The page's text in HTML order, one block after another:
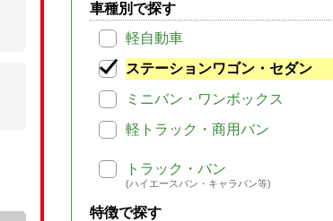
車種別で探す
軽自動車
ステーションワゴン・セダン
ミニバン・ワンボックス
軽トラック・商用バン
トラック・バン
(ハイエースバン・キャラバン等)
特徴で探す